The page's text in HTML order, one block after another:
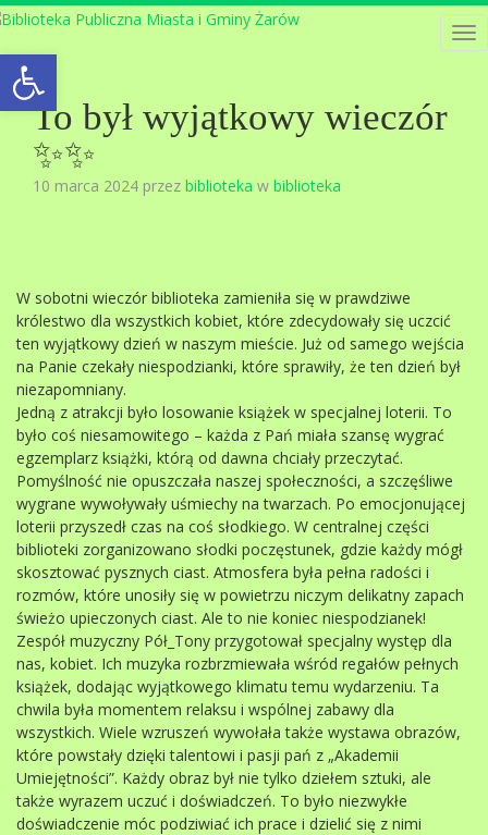
Open toolbar
To był wyjątkowy wieczór
✨️✨️
10 marca 2024 przez biblioteka w biblioteka
W sobotni wieczór biblioteka zamieniła się w prawdziwe
królestwo dla wszystkich kobiet, które zdecydowały się uczcić
ten wyjątkowy dzień w naszym mieście. Już od samego wejścia
na Panie czekały niespodzianki, które sprawiły, że ten dzień był
niezapomniany.
Jedną z atrakcji było losowanie książek w specjalnej loterii. To
było coś niesamowitego – każda z Pań miała szansę wygrać
egzemplarz książki, którą od dawna chciały przeczytać.
Pomyślność nie opuszczała naszej społeczności, a szczęśliwe
wygrane wywoływały uśmiechy na twarzach. Po emocjonującej
loterii przyszedł czas na coś słodkiego. W centralnej części
biblioteki zorganizowano słodki poczęstunek, gdzie każdy mógł
skosztować pysznych ciast. Atmosfera była pełna radości i
rozmów, które unosiły się w powietrzu niczym delikatny zapach
świeżo upieczonych ciast. Ale to nie koniec niespodzianek!
Zespół muzyczny Pół_Tony przygotował specjalny występ dla
nas, kobiet. Ich muzyka rozbrzmiewała wśród regałów pełnych
książek, dodając wyjątkowego klimatu temu wydarzeniu. Ta
chwila była momentem relaksu i wspólnej zabawy dla
wszystkich. Wiele wzruszeń wywołała także wystawa obrazów,
które powstały dzięki talentowi i pasji pań z „Akademii
Umiejętności”. Każdy obraz był nie tylko dziełem sztuki, ale
także wyrazem uczuć i doświadczeń. To było niezwykłe
doświadczenie móc podziwiać ich prace i dzielić się z nimi